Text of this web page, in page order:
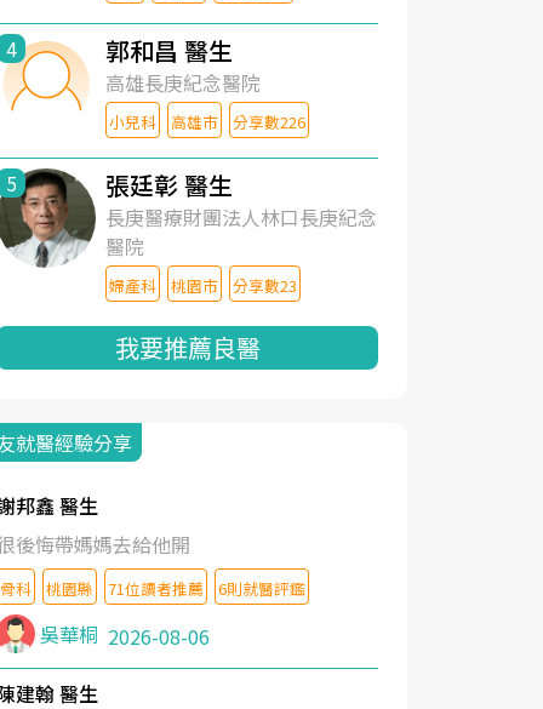
4 郭和昌 醫生
高雄長庚紀念醫院
小兒科 高雄市 分享數226
5 張廷彰 醫生
長庚醫療財團法人林口長庚紀念
醫院
婦產科 桃園市 分享數23
我要推薦良醫
就醫經驗分享
邦鑫 醫生
後悔帶媽媽去給他開
骨科 桃園縣 71位讀者推薦 6則就醫評鑑
吳華桐 2026-08-06
建翰 醫生